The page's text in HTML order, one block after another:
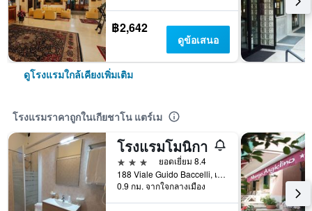
฿2,642
ดูข้อเสนอ
ดูโรงแรมใกล้เคียงเพิ่มเติม
โรงแรมราคาถูกในเกียชาโน แตร์เม
โรงแรมโมนิกา
3 ดาว
ยอดเยี่ยม 8.4
188 Viale Guido Baccelli, เกียชาโน แตร์เม, ทัสกานี, อิตาลี
0.9 กม. จากใจกลางเมือง